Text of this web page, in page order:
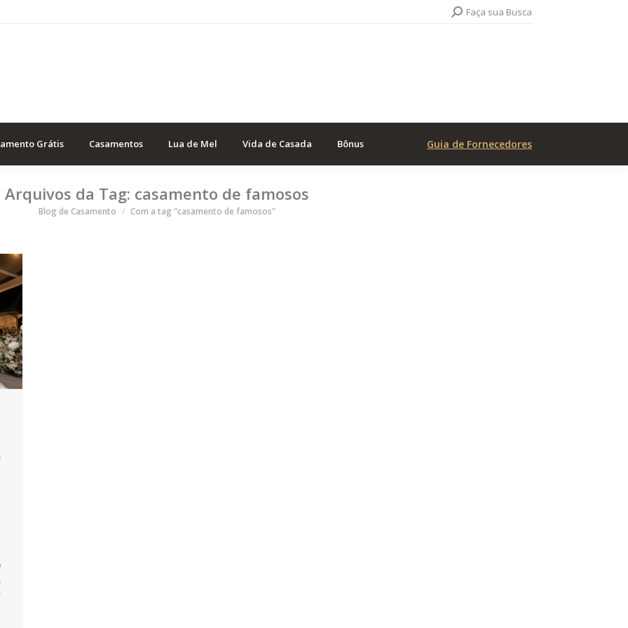
Search:Faça sua Busca
Grátis Casamentos Lua de Mel Vida de Casada Bônus Guia de Fornecedores
Arquivos da Tag: casamento de famosos
Você está aqui
Blog de Casamento Com a tag "casamento de famosos"